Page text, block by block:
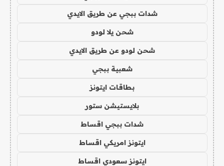
شدات ببجي عن طريق الايدي
شحن يلا لودو
شحن لودو عن طريق الايدي
شعبية ببجي
بطاقات ايتونز
بلايستيشن ستور
شدات ببجي اقساط
ايتونز امريكي اقساط
ايتونز سعودي اقساط